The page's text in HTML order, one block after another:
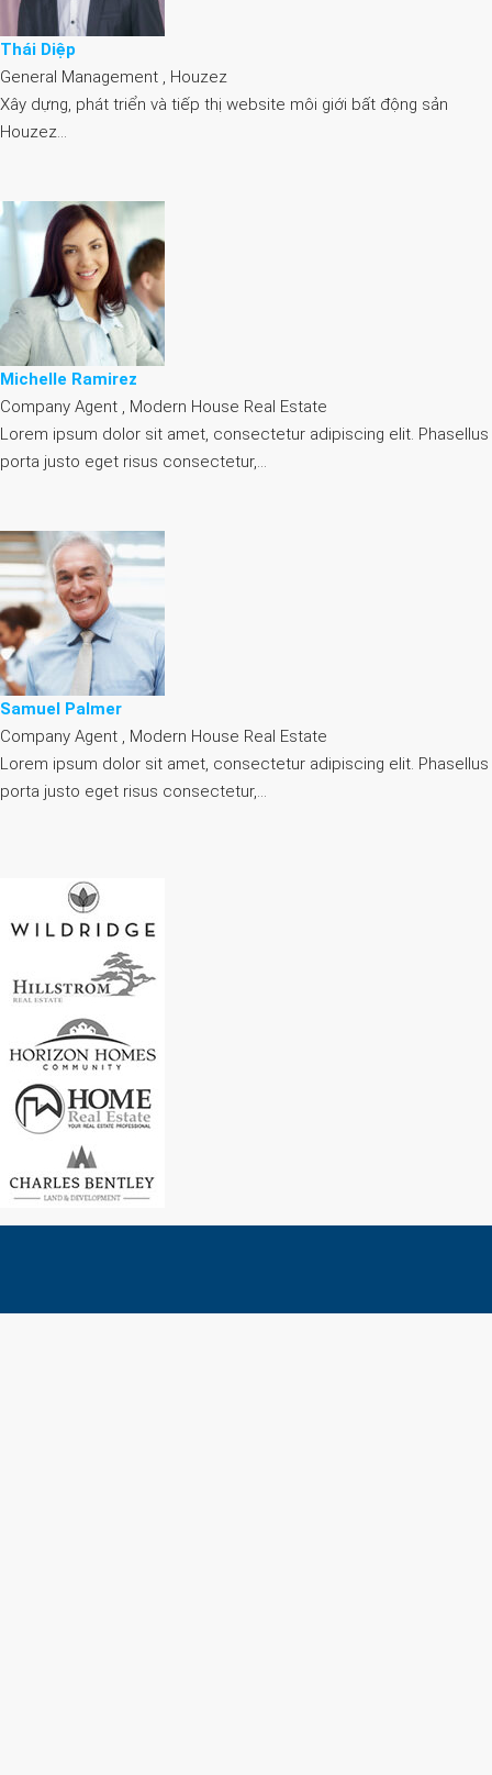
Thái Diệp
General Management , Houzez
Xây dựng, phát triển và tiếp thị website môi giới bất động sản
Houzez…
Michelle Ramirez
Company Agent , Modern House Real Estate
Lorem ipsum dolor sit amet, consectetur adipiscing elit. Phasellus
porta justo eget risus consectetur,…
Samuel Palmer
Company Agent , Modern House Real Estate
Lorem ipsum dolor sit amet, consectetur adipiscing elit. Phasellus
porta justo eget risus consectetur,…